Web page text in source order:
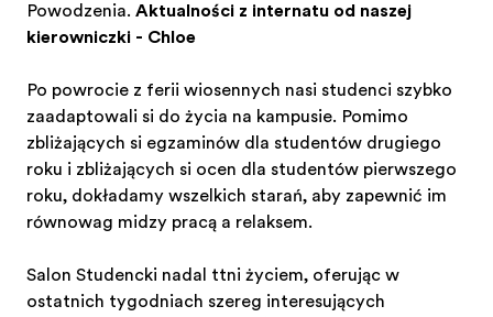
Powodzenia. Aktualności z internatu od naszej
kierowniczki - Chloe
Po powrocie z ferii wiosennych nasi studenci szybko
zaadaptowali się do życia na kampusie. Pomimo
zbliżających się egzaminów dla studentów drugiego
roku i zbliżających się ocen dla studentów pierwszego
roku, dokładamy wszelkich starań, aby zapewnić im
równowagę między pracą a relaksem.
Salon Studencki nadal tętni życiem, oferując w
ostatnich tygodniach szereg interesujących